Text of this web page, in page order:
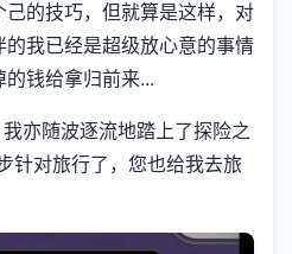
的技巧，但就算是这样，对
我已经是超级放心意的事情
钱给拿归前来...
亦随波逐流地踏上了探险之
针对旅行了，您也给我去旅